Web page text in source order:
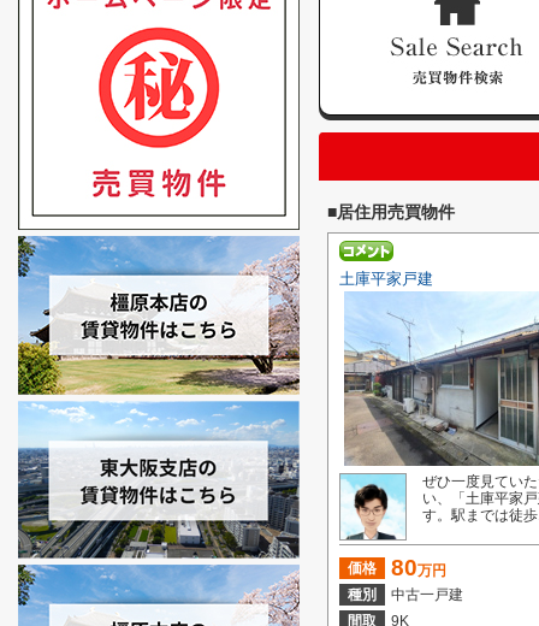
■居住用売買物件
土庫平家戸建
ぜひ一度見てい
い、「土庫平家
す。駅までは徒
価格 80万円
種別
中古一戸建
間取
9K